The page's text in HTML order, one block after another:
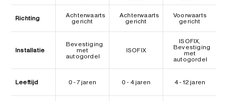
Richting
Achterwaarts
gericht
Achterwaarts
gericht
Voorwaarts
gericht
Installatie
Bevestiging
met
autogordel
ISOFIX
ISOFIX,
Bevestiging
met
autogordel
Leeftijd 0 - 7 jaren 0 - 4 jaren 4 - 12 jaren